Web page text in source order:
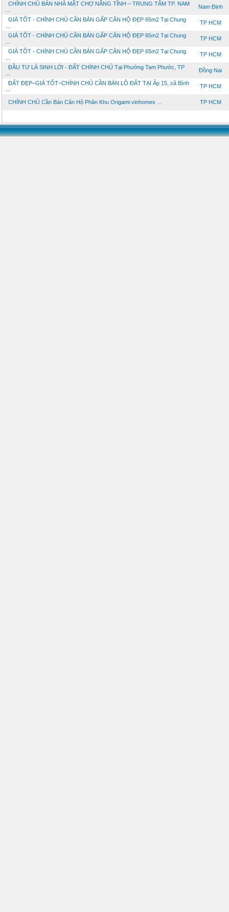
CHÍNH CHỦ BÁN NHÀ MẶT CHỢ NĂNG TĨNH – TRUNG TÂM TP. NAM
Nam Định
GIÁ TỐT - CHÍNH CHỦ CẦN BÁN GẤP CĂN HỘ ĐẸP 65m2 Tại Chung
TP HCM
GIÁ TỐT - CHÍNH CHỦ CẦN BÁN GẤP CĂN HỘ ĐẸP 65m2 Tại Chung
TP HCM
GIÁ TỐT - CHÍNH CHỦ CẦN BÁN GẤP CĂN HỘ ĐẸP 65m2 Tại Chung
TP HCM
ĐẦU TƯ LÀ SINH LỜI - ĐẤT CHÍNH CHỦ Tại Phường Tam Phước, TP
Đồng Nai
ĐẤT ĐẸP–GIÁ TỐT–CHÍNH CHỦ CẦN BÁN LÔ ĐẤT TẠI Ấp 15, xã Bình
TP HCM
CHÍNH CHỦ Cần Bán Căn Hộ Phân Khu Origami vinhomes ... TP HCM